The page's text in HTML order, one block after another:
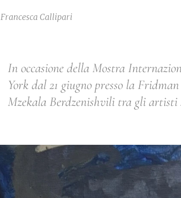
Francesca Callipari
In occasione della Mostra
York dal 21 giugno presso la
Mzekala Berdzenishvili tra gli artisti